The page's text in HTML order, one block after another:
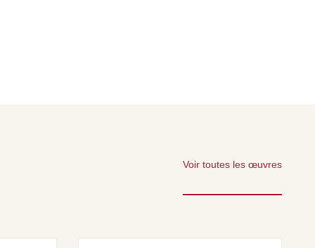
Voir toutes les œuvres